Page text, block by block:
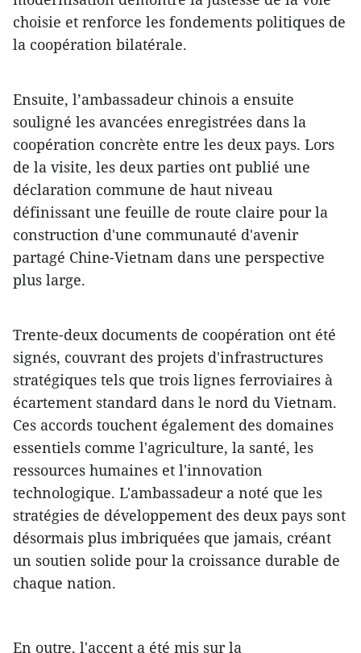
choisie et renforce les fondements politiques de
la coopération bilatérale.
Ensuite, l’ambassadeur chinois a ensuite
souligné les avancées enregistrées dans la
coopération concrète entre les deux pays. Lors
de la visite, les deux parties ont publié une
déclaration commune de haut niveau
définissant une feuille de route claire pour la
construction d'une communauté d'avenir
partagé Chine-Vietnam dans une perspective
plus large.
Trente-deux documents de coopération ont été
signés, couvrant des projets d'infrastructures
stratégiques tels que trois lignes ferroviaires à
écartement standard dans le nord du Vietnam.
Ces accords touchent également des domaines
essentiels comme l'agriculture, la santé, les
ressources humaines et l'innovation
technologique. L'ambassadeur a noté que les
stratégies de développement des deux pays sont
désormais plus imbriquées que jamais, créant
un soutien solide pour la croissance durable de
chaque nation.
En outre, l'accent a été mis sur la